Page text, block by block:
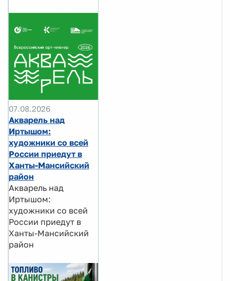
07.08.2026
Акварель над
Иртышом:
художники со всей
России приедут в
Ханты-Мансийский
район
Акварель над
Иртышом:
художники со всей
России приедут в
Ханты-Мансийский
район